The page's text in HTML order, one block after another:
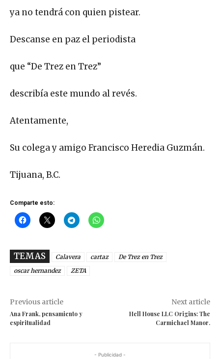
ya no tendrá con quien pistear.
Descanse en paz el periodista
que “De Trez en Trez”
describía este mundo al revés.
Atentamente,
Su colega y amigo Francisco Heredia Guzmán.
Tijuana, B.C.
Comparte esto:
TEMAS Calavera cartaz
De Trez en Trez
oscar hernandez
ZETA
Previous article
Ana Frank, pensamiento y
espiritualidad
Next article
Hell House LLC Origins: The
Carmichael Manor.
- Publicidad -